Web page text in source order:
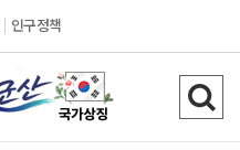
인구정책
검
색